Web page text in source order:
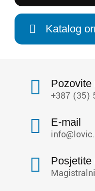
Katalog
Pozovite
+387 (35)
E-mail
Posjetite